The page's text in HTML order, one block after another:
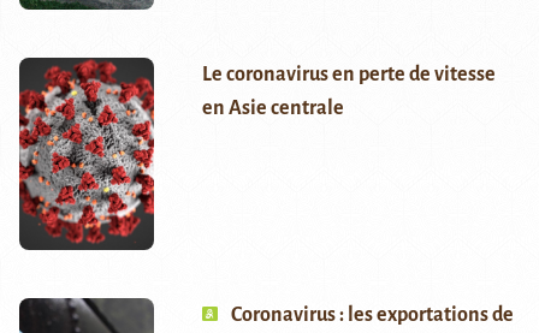
Le coronavirus en perte de vitesse
en Asie centrale
Coronavirus : les exportations de